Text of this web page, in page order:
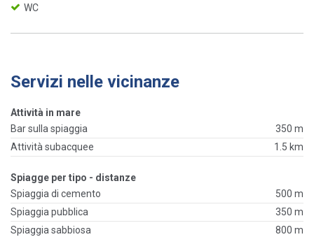
WC
Servizi nelle vicinanze
Attività in mare
Bar sulla spiaggia
350 m
Attività subacquee
1.5 km
Spiagge per tipo - distanze
Spiaggia di cemento
500 m
Spiaggia pubblica
350 m
Spiaggia sabbiosa
800 m